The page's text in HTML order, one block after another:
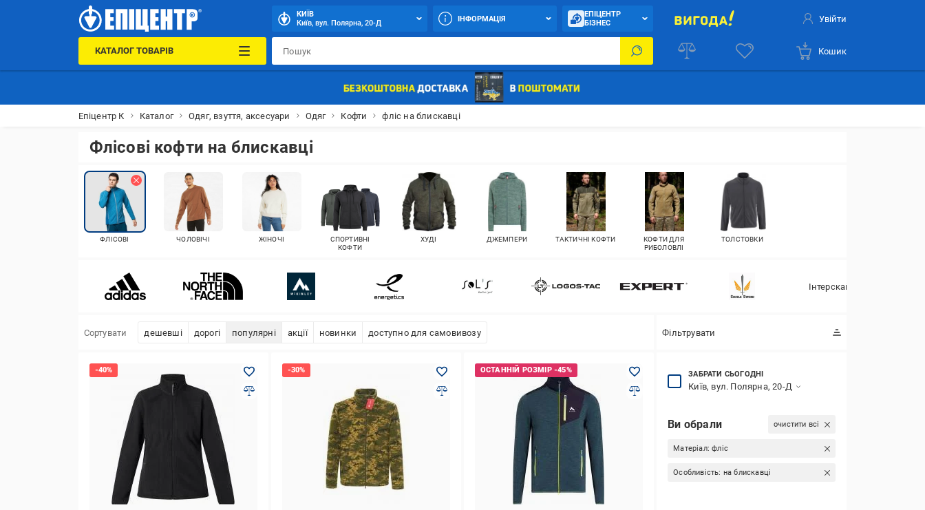
КИЇВ
Київ, вул. Полярна, 20-Д
ІНФОРМАЦІЯ
ЕПІЦЕНТР
БІЗНЕС
Увійти
КАТАЛОГ ТОВАРІВ Кошик
Епіцентр К Каталог Одяг, взуття, аксесуари Одяг Кофти фліс на блискавці
Флісові кофти на блискавці
ФЛІСОВІ ЧОЛОВІЧІ ЖІНОЧІ
СПОРТИВНІ
КОФТИ
ХУДІ ДЖЕМПЕРИ ТАКТИЧНІ КОФТИ
КОФТИ ДЛЯ
РИБОЛОВЛІ
ТОЛСТОВКИ
Інтерскай
Сортувати дешевші дорогі популярні акції новинки доступно для самовивозу Фільтрувати
ЗАБРАТИ СЬОГОДНІ
Київ, вул. Полярна, 20-Д
Ви обрали очистити всі
Матеріал:фліс
Особливість: на блискавці